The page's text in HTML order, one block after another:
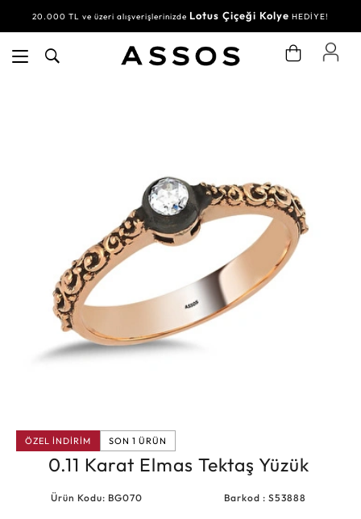
20.000 TL ve üzeri alışverişlerinizde Lotus Çiçeği Kolye HEDİYE!
ÖZEL İNDİRİM SON 1 ÜRÜN
0.11 Karat Elmas Tektaş Yüzük
Ürün Kodu: BG070 Barkod : S53888